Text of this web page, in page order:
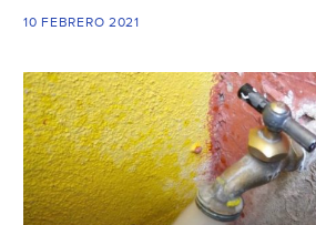
Conagua
10 FEBRERO 2021